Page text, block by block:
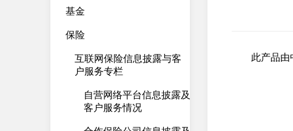
基金
保险
互联网保险信息披露与客
户服务专栏
自营网络平台信息披露及
客户服务情况
此产品由